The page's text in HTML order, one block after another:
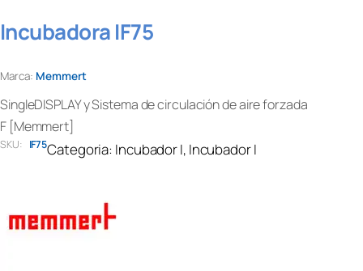
Incubadora IF75
Marca: Memmert
SingleDISPLAY y Sistema de circulación de aire forzada
F [Memmert]
SKU: IF75Categoria: Incubador I, Incubador I